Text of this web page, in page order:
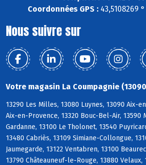
Coordonnées GPS :43,5108269 °
Nous suivre sur
Votre magasin La Coumpagnie
13290 Les Milles, 13080 Luynes, 13090 Aix-
Aix-en-Provence, 13320 Bouc-Bel-Air, 13590
Gardanne, 13100 Le Tholonet, 13540
13480 Cabriès, 13109 Simiane-Collongue,
Jaumegarde, 13122 Ventabren, 13100
13790 Châteauneuf-le-Rouge, 13880 Velaux,